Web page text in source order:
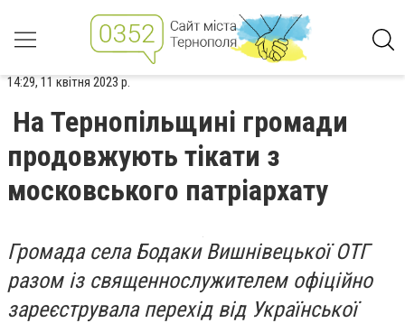
14:29, 11 квітня 2023 р.
На Тернопільщині громади
продовжують тікати з
московського патріархату
Громада села Бодаки Вишнівецької ОТГ
разом із священнослужителем офіційно
зареєструвала перехід від Української